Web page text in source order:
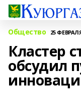
Общество 25
Кластер
обсудил